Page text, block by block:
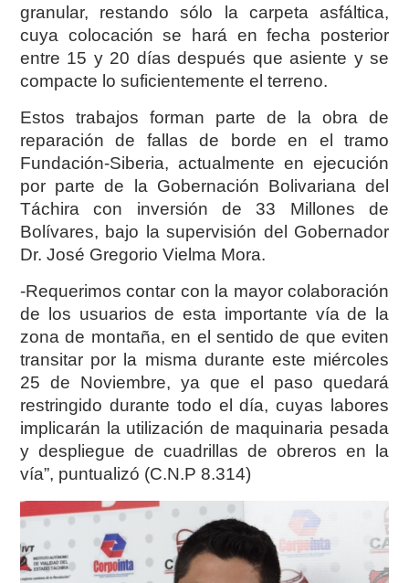
granular, restando sólo la carpeta asfáltica,
cuya colocación se hará en fecha posterior
entre 15 y 20 días después que asiente y se
compacte lo suficientemente el terreno.
Estos trabajos forman parte de la obra de
reparación de fallas de borde en el tramo
Fundación-Siberia, actualmente en ejecución
por parte de la Gobernación Bolivariana del
Táchira con inversión de 33 Millones de
Bolívares, bajo la supervisión del Gobernador
Dr. José Gregorio Vielma Mora.
-Requerimos contar con la mayor colaboración
de los usuarios de esta importante vía de la
zona de montaña, en el sentido de que eviten
transitar por la misma durante este miércoles
25 de Noviembre, ya que el paso quedará
restringido durante todo el día, cuyas labores
implicarán la utilización de maquinaria pesada
y despliegue de cuadrillas de obreros en la
vía”, puntualizó (C.N.P 8.314)